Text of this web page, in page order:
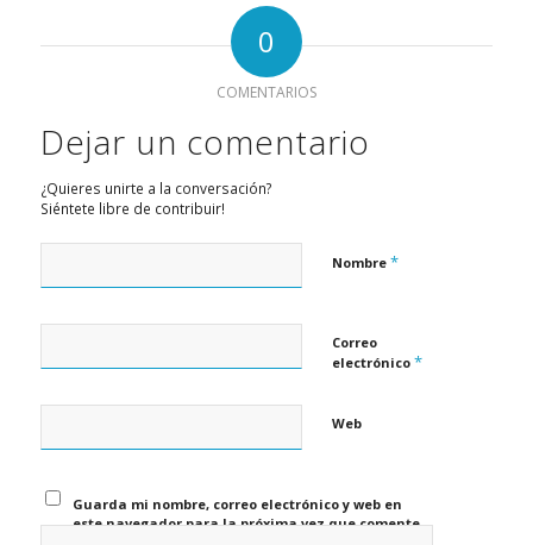
0
COMENTARIOS
Dejar un comentario
¿Quieres unirte a la conversación?
Siéntete libre de contribuir!
Nombre *
Correo
electrónico *
Web
Guarda mi nombre, correo electrónico y web en
este navegador para la próxima vez que comente.